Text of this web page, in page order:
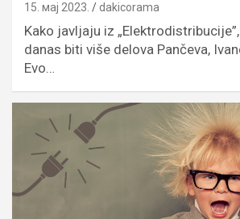
15. мај 2023. dakicorama
Kako javljaju iz
danas biti više delova Pančeva,
Evo…